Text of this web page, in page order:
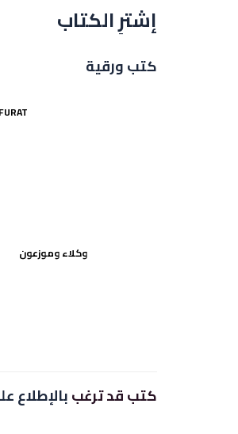
إشترِ الكتاب
كتب ورقية
وكلاء وموزعون
كتب قد ترغببالإطلاع